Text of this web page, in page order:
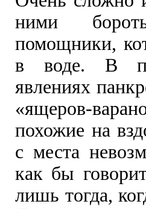
ними
помощники,
в воде. В
явлениях
«ящеров-
похожие на
с места
как бы
лишь тогда,